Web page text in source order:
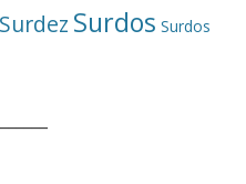
Surdez Surdos Surdos